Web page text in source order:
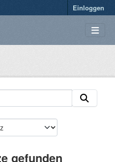
Einloggen
gefunden